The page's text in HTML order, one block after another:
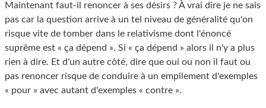
Maintenant faut-il renoncer à ses désirs ? À vrai dire je ne sais
pas car la question arrive à un tel niveau de généralité qu'on
risque vite de tomber dans le relativisme dont l'énoncé
suprême est « ça dépend ». Si « ça dépend » alors il n'y a plus
rien à dire. Et d'un autre côté, dire que oui ou non il faut ou
pas renoncer risque de conduire à un empilement d'exemples
« pour » avec autant d'exemples « contre ».